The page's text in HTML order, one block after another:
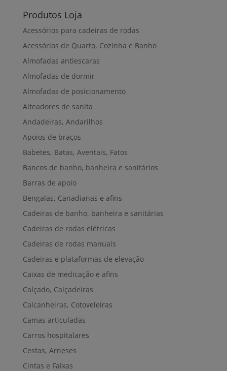
Produtos Loja
Acessórios para cadeiras de rodas
Acessórios de Quarto, Cozinha e Banho
Almofadas antiescaras
Almofadas de dormir
Almofadas de posicionamento
Alteadores de sanita
Andadeiras, Andarilhos
Apoios de braços
Babetes, Batas, Aventais, Fatos
Bancos de banho, banheira e sanitários
Barras de apoio
Bengalas, Canadianas e afins
Cadeiras de banho, banheira e sanitárias
Cadeiras de rodas elétricas
Cadeiras de rodas manuais
Cadeiras e plataformas de elevação
Caixas de medicação e afins
Calçado, Calçadeiras
Calcanheiras, Cotoveleiras
Camas articuladas
Carros hospitalares
Cestas, Arneses
Cintas e Faixas